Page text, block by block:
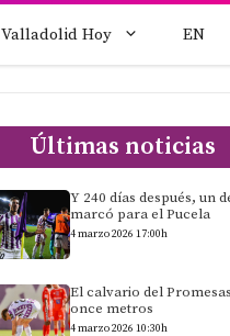
Valladolid Hoy EN
Últimas noticias
Y 240 días después, un
marcó para el Pucela
4 marzo 2026 17:00h
El calvario del
once metros
4 marzo 2026 10:30h